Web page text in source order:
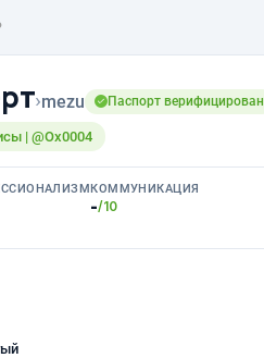
›mezu Паспорт верифицирован
| @Ox0004
КОММУНИКАЦИЯ
-/10